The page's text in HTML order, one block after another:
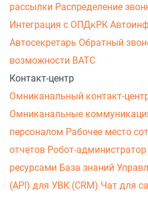
рассылки Распределение
Интеграция с ОПДкРК
Автосекретарь Обратный
возможности ВАТС
Контакт-центр
Омниканальный контакт-
Омниканальные
персоналом Рабочее место
отчетов Робот-администратор
ресурсами База знаний
(API) для УВК (CRM) Чат для